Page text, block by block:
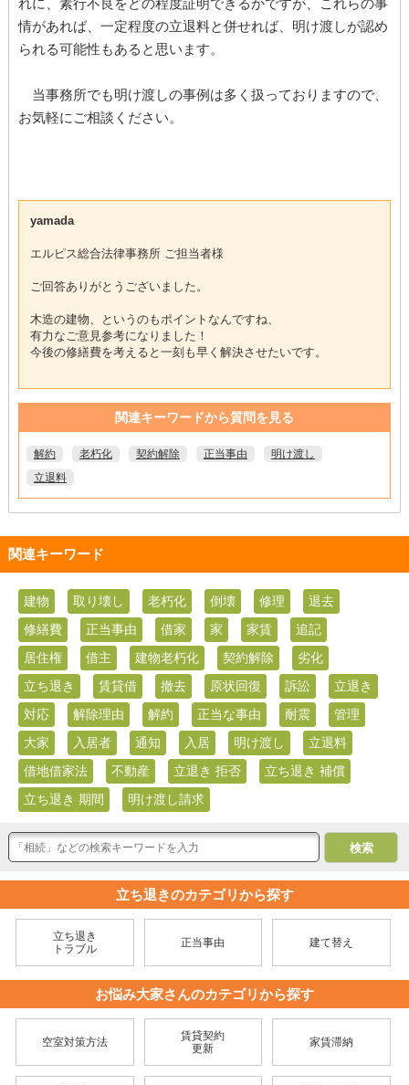
情があれば、一定程度の立退料と併せれば、明け渡しが認め
られる可能性もあると思います。
当事務所でも明け渡しの事例は多く扱っておりますので、
お気軽にご相談ください。
yamada
エルピス総合法律事務所 ご担当者様
ご回答ありがとうございました。
木造の建物、というのもポイントなんですね、
有力なご意見参考になりました！
今後の修繕費を考えると一刻も早く解決させたいです。
関連キーワードから質問を見る
解約 老朽化 契約解除 正当事由
明け渡し
立退料
関連キーワード
建物 取り壊し 老朽化 倒壊 修理
退去
修繕費
正当事由 借家 家 家賃
追記
居住権
借主 建物老朽化 契約解除
劣化
立ち退き
賃貸借 撤去 原状回復 訴訟
立退き
対応
解除理由 解約 正当な事由 耐震
管理
大家
入居者 通知 入居 明け渡し
立退料
借地借家法
不動産 立退き 拒否
立ち退き 補償
立ち退き 期間
明け渡し請求
立ち退きのカテゴリから探す
立ち退き
トラブル
正当事由 建て替え
お悩み大家さんのカテゴリから探す
空室対策方法
賃貸契約
更新
家賃滞納